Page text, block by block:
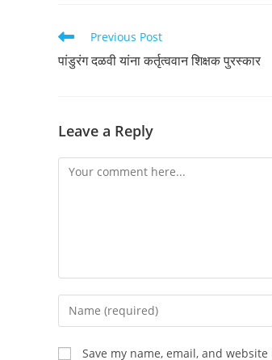
Read
more
articles
Previous Post
पांडुरंग दळवी यांना कर्तृत्ववान शिक्षक पुरस्कार
Leave a Reply
Comment
Enter
your
name
Save my name, email, and